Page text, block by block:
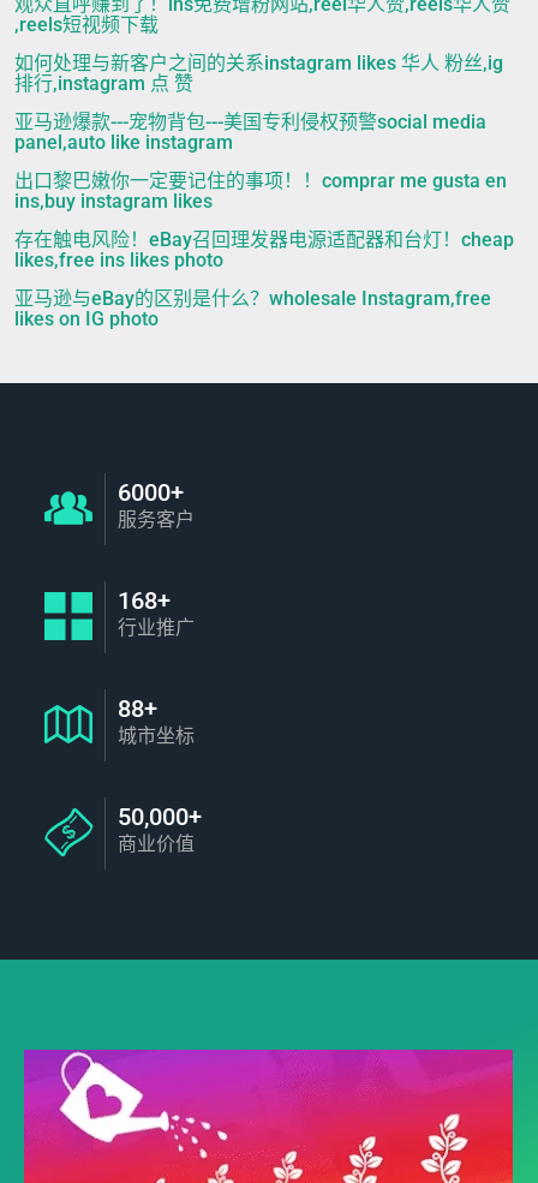
观众直呼赚到了！ins免费增粉网站,reel华人赞,reels华人赞
,reels短视频下载
如何处理与新客户之间的关系instagram likes 华人 粉丝,ig
排行,instagram 点 赞
亚马逊爆款---宠物背包---美国专利侵权预警social media
panel,auto like instagram
出口黎巴嫩你一定要记住的事项！！comprar me gusta en
ins,buy instagram likes
存在触电风险！eBay召回理发器电源适配器和台灯！cheap
likes,free ins likes photo
亚马逊与eBay的区别是什么？wholesale Instagram,free
likes on IG photo
6000+
服务客户
168+
行业推广
88+
城市坐标
50,000+
商业价值